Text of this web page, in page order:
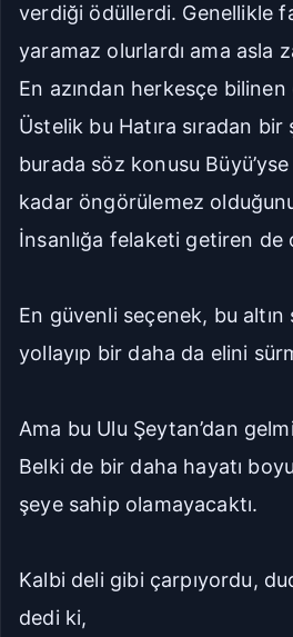
verdiği ödüllerdi. Genellikle
yaramaz olurlardı ama asla
En azından herkesçe
Üstelik bu Hatıra sıradan
burada söz konusu
kadar öngörülemez
İnsanlığa felaketi getiren de
En güvenli seçenek, bu altın
yollayıp bir daha da elini
Ama bu Ulu Şeytan’dan
Belki de bir daha hayatı
şeye sahip olamayacaktı.
Kalbi deli gibi çarpıyordu,
dedi ki,